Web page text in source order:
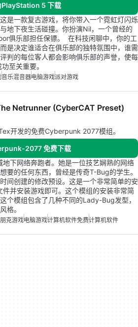
PlayStation 5 下载
是一款复古游戏，将你带入一个霓虹灯闪烁
地下夜生活碰撞。你扮演Nil，一个曾经的
俱乐部担任保镖。 在科技闲聊中，你的工
决定谁适合在俱乐部的独特氛围中，谁需
判的每位客人都会影响俱乐部的声誉，使每
至关重要。
音乐混音器电脑游戏派对游戏
Netrunner (CyberCAT Preset)
开发的免费Cyberpunk 2077模组。
2077 免费下载
下网络奔跑者。她是一位技艺娴熟的网络
要的任何东西，曾经是传奇T-Bug的学生。
间创建的修改预设。这是一个非常简单的安
并安装游戏即可。这个模组的安装非常简
个模组包含了几种不同的Lady-Bug发型，
格。
克游戏电脑游戏计算机软件免费计算机软件